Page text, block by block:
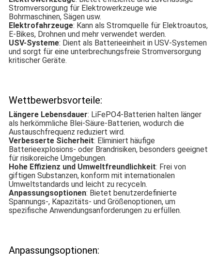
Stromversorgung für Elektrowerkzeuge wie
Bohrmaschinen, Sägen usw.
Elektrofahrzeuge: Kann als Stromquelle für Elektroautos,
E-Bikes, Drohnen und mehr verwendet werden.
USV-Systeme: Dient als Batterieeinheit in USV-Systemen
und sorgt für eine unterbrechungsfreie Stromversorgung
kritischer Geräte.
Wettbewerbsvorteile:
Längere Lebensdauer: LiFePO4-Batterien halten länger
als herkömmliche Blei-Säure-Batterien, wodurch die
Austauschfrequenz reduziert wird.
Verbesserte Sicherheit: Eliminiert häufige
Batterieexplosions- oder Brandrisiken, besonders geeignet
für risikoreiche Umgebungen.
Hohe Effizienz und Umweltfreundlichkeit: Frei von
giftigen Substanzen, konform mit internationalen
Umweltstandards und leicht zu recyceln.
Anpassungsoptionen: Bietet benutzerdefinierte
Spannungs-, Kapazitäts- und Größenoptionen, um
spezifische Anwendungsanforderungen zu erfüllen.
Anpassungsoptionen: